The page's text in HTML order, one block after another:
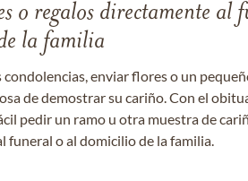
o regalos directamente al
la familia
condolencias, enviar flores o un
de demostrar su cariño. Con el
pedir un ramo u otra muestra de
funeral o al domicilio de la familia.